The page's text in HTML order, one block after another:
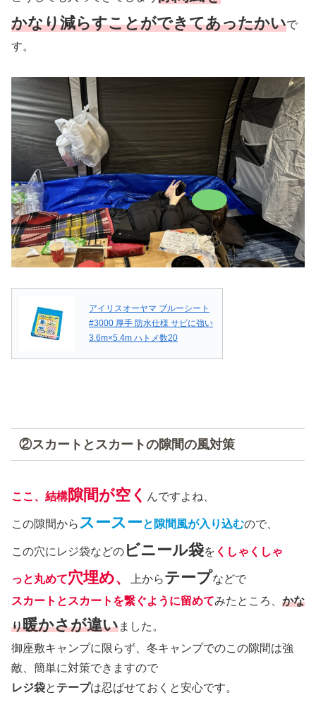
かなり減らすことができてあったかいで
す。
アイリスオーヤマ ブルーシート
#3000 厚手 防水仕様 サビに強い
3.6m×5.4m ハトメ数20
②スカートとスカートの隙間の風対策
ここ、結構隙間が空く んですよね、
この隙間からスースーと隙間風が入り込むので、
この穴にレジ袋などの ビニール袋を くしゃくしゃ
っと丸めて穴埋め、 上からテープなどで
スカートとスカートを繋ぐように留めてみたところ、 かな
り暖かさが違いました。
御座敷キャンプに限らず、冬キャンプでのこの隙間は強
敵、簡単に対策できますので
レジ袋と テープは忍ばせておくと安心です。